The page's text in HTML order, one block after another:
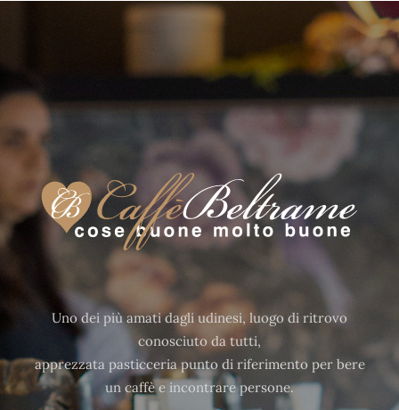
Uno dei più amati dagli udinesi, luogo di ritrovo
conosciuto da tutti,
apprezzata pasticceria punto di riferimento per bere
un caffè e incontrare persone.